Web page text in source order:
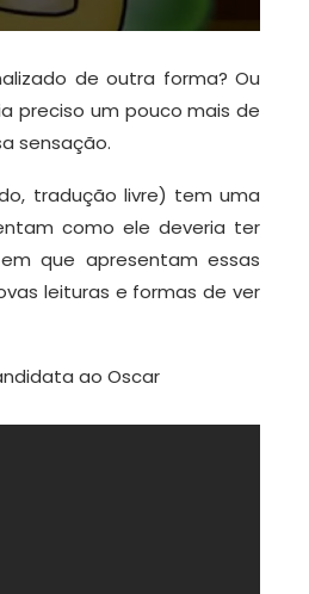
de outra forma? Ou
preciso um pouco mais de
sensação.
tradução livre) tem uma
como ele deveria ter
que apresentam essas
leituras e formas de ver
ao Oscar